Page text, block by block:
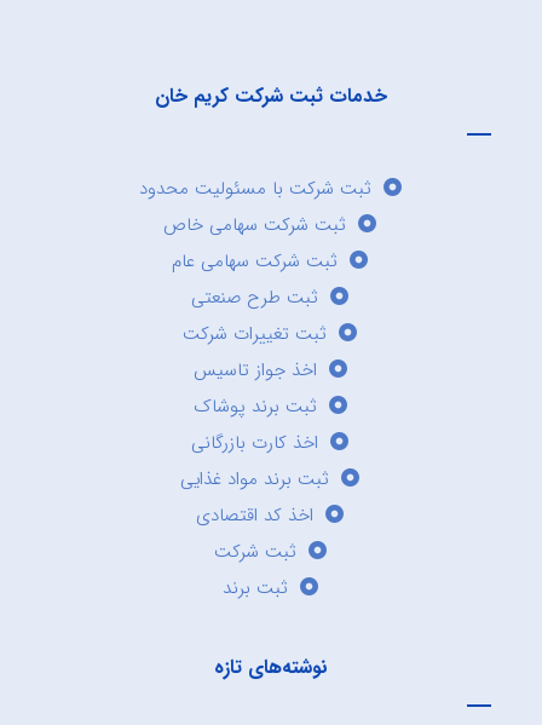
خدمات ثبت شرکت کریم خان
ثبت شرکت با مسئولیت محدود
ثبت شرکت سهامی خاص
ثبت شرکت سهامی عام
ثبت طرح صنعتی
ثبت تغییرات شرکت
اخذ جواز تاسیس
ثبت برند پوشاک
اخذ کارت بازرگانی
ثبت برند مواد غذایی
اخذ کد اقتصادی
ثبت شرکت
ثبت برند
نوشته‌های تازه